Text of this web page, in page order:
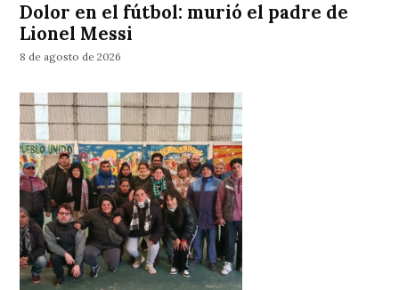
Dolor en el fútbol: murió el padre de
Lionel Messi
8 de agosto de 2026